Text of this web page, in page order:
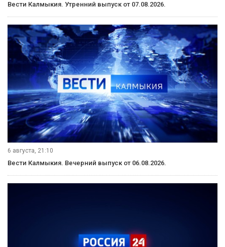
Вести Калмыкия. Утренний выпуск от 07.08.2026.
6 августа, 21:10
Вести Калмыкия. Вечерний выпуск от 06.08.2026.